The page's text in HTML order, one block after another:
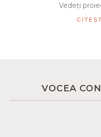
Vedeți
VOCEA